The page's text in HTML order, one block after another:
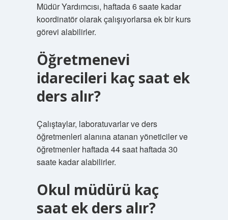
Müdür Yardımcısı, haftada 6 saate kadar
koordinatör olarak çalışıyorlarsa ek bir kurs
görevi alabilirler.
Öğretmenevi
idarecileri kaç saat ek
ders alır?
Çalıştaylar, laboratuvarlar ve ders
öğretmenleri alanına atanan yöneticiler ve
öğretmenler haftada 44 saat haftada 30
saate kadar alabilirler.
Okul müdürü kaç
saat ek ders alır?